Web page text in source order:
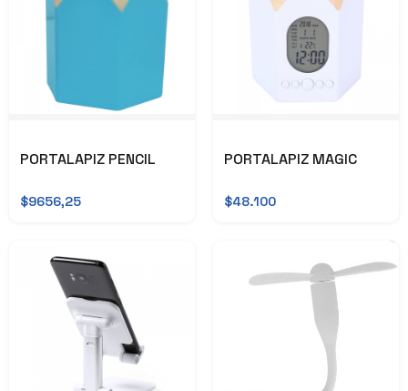
PORTALAPIZ PENCIL
$9656,25
PORTALAPIZ MAGIC
$48.100